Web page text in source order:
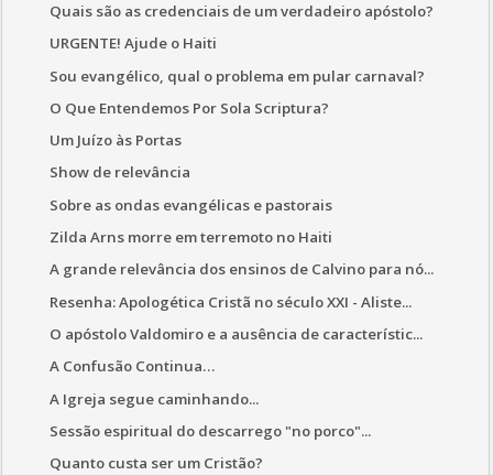
Quais são as credenciais de um verdadeiro apóstolo?
URGENTE! Ajude o Haiti
Sou evangélico, qual o problema em pular carnaval?
O Que Entendemos Por Sola Scriptura?
Um Juízo às Portas
Show de relevância
Sobre as ondas evangélicas e pastorais
Zilda Arns morre em terremoto no Haiti
A grande relevância dos ensinos de Calvino para nó...
Resenha: Apologética Cristã no século XXI - Aliste...
O apóstolo Valdomiro e a ausência de característic...
A Confusão Continua…
A Igreja segue caminhando...
Sessão espiritual do descarrego "no porco"...
Quanto custa ser um Cristão?